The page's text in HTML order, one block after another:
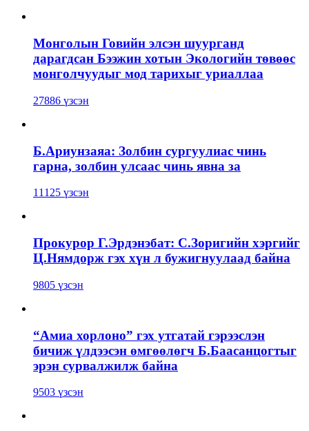
Монголын Говийн элсэн шуурганд
дарагдсан Бээжин хотын Экологийн төвөөс
монголчуудыг мод тарихыг уриаллаа
27886 үзсэн
Б.Ариунзаяа: Золбин сургуулиас чинь
гарна, золбин улсаас чинь явна за
11125 үзсэн
Прокурор Г.Эрдэнэбат: С.Зоригийн хэргийг
Ц.Нямдорж гэх хүн л бужигнуулаад байна
9805 үзсэн
“Амиа хорлоно” гэх утгатай гэрээслэн
бичиж үлдээсэн өмгөөлөгч Б.Баасанцогтыг
эрэн сурвалжилж байна
9503 үзсэн